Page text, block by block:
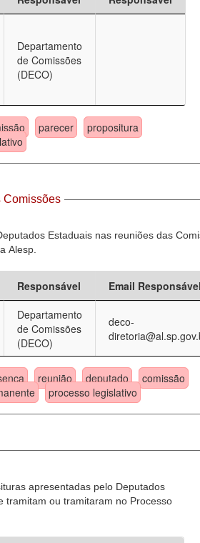
Departamento
de Comissões
(DECO)
parecer
propositura
Comissões
Estaduais nas reuniões das
Alesp.
Responsável
Email
Departamento
de Comissões
(DECO)
deco-
reunião deputado
comissão
processo legislativo
apresentadas pelo Deputados
tramitam ou tramitaram no Processo